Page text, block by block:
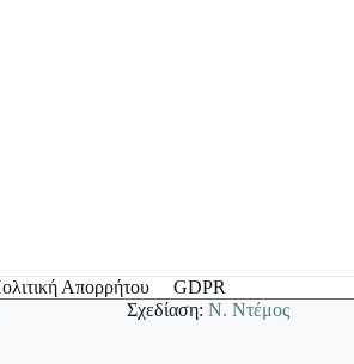
Απορρήτου
GDPR
Σχεδίαση:Ν. Ντέμος